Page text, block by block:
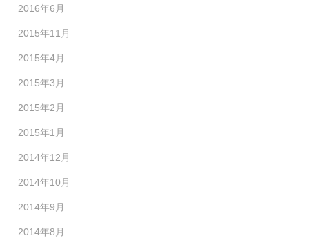
2016年6月
2015年11月
2015年4月
2015年3月
2015年2月
2015年1月
2014年12月
2014年10月
2014年9月
2014年8月